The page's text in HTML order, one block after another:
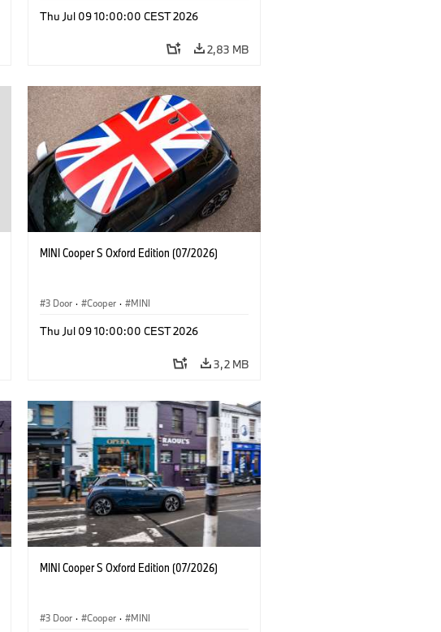
Thu Jul 09 10:00:00 CEST 2026
2,83 MB
MINI Cooper S Oxford Edition (07/2026)
3 Door · Cooper · MINI
Thu Jul 09 10:00:00 CEST 2026
3,2 MB
MINI Cooper S Oxford Edition (07/2026)
3 Door · Cooper · MINI